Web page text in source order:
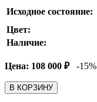
Исходное состояние:
Цвет:
Наличие:
Цена: 108 000 ₽ -15%
В КОРЗИНУ